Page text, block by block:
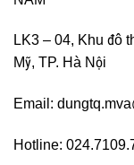
LK3 – 04, Khu đô
Mỹ, TP. Hà Nội
Email:
Hotline: